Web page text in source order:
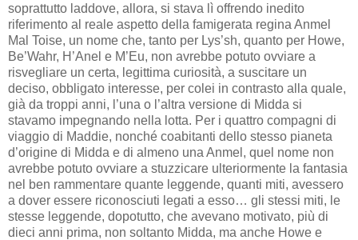
soprattutto laddove, allora, si stava lì offrendo inedito
riferimento al reale aspetto della famigerata regina Anmel
Mal Toise, un nome che, tanto per Lys’sh, quanto per Howe,
Be’Wahr, H’Anel e M’Eu, non avrebbe potuto ovviare a
risvegliare un certa, legittima curiosità, a suscitare un
deciso, obbligato interesse, per colei in contrasto alla quale,
già da troppi anni, l’una o l’altra versione di Midda si
stavamo impegnando nella lotta. Per i quattro compagni di
viaggio di Maddie, nonché coabitanti dello stesso pianeta
d’origine di Midda e di almeno una Anmel, quel nome non
avrebbe potuto ovviare a stuzzicare ulteriormente la fantasia
nel ben rammentare quante leggende, quanti miti, avessero
a dover essere riconosciuti legati a esso… gli stessi miti, le
stesse leggende, dopotutto, che avevano motivato, più di
dieci anni prima, non soltanto Midda, ma anche Howe e